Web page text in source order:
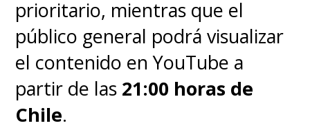
prioritario, mientras que el
público general podrá visualizar
el contenido en YouTube a
partir de las 21:00 horas de
Chile.